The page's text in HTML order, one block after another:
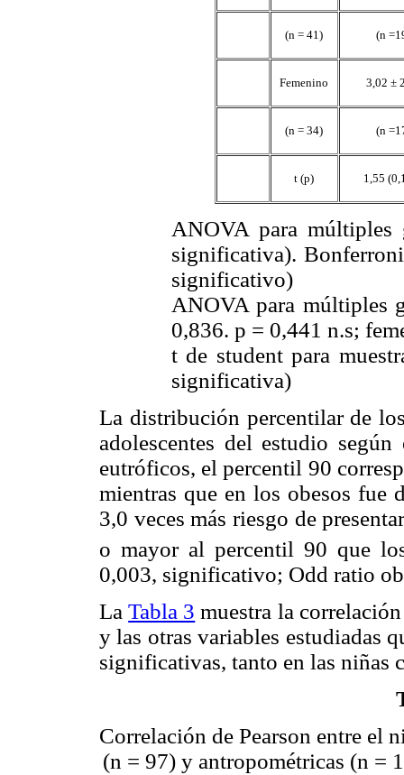
(n = 41) (n
Femenino 3,02 ±
(n = 34) (n
t (p) 1,55
ANOVA para
significativa).
significativo)
ANOVA para múltiples
0,836. p = 0,441 n.s;
t de student para
significativa)
La distribución percentilar de
adolescentes del estudio
eutróficos, el percentil 90
mientras que en los obesos fue
3,0 veces más riesgo de
o mayor al percentil 90 que
0,003, significativo; Odd ratio
LaTabla 3 muestra la
y las otras variables estudiadas
significativas, tanto en las niñas
Correlación de Pearson entre el
(n = 97) y antropométricas (n =